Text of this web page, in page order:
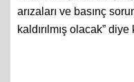
arızaları ve basınç
kaldırılmış olacak”